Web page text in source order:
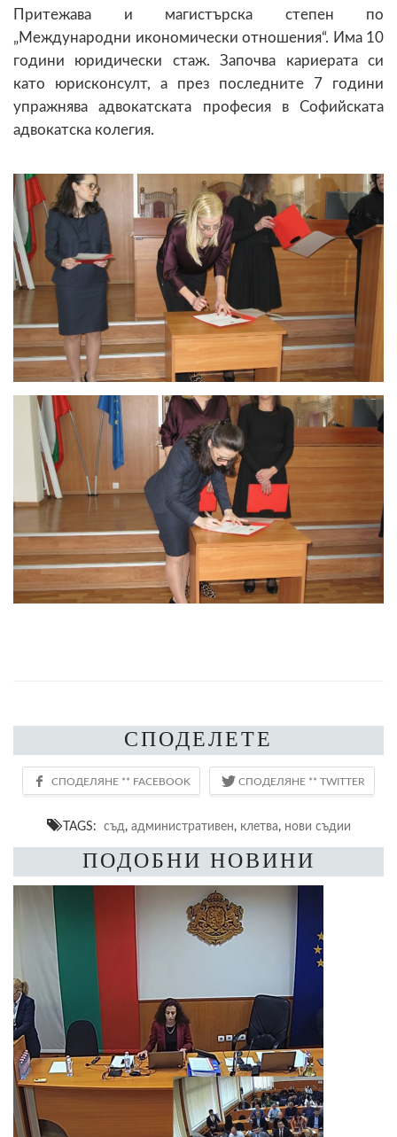
Притежава и магистърска степен по
„Международни икономически отношения“. Има 10
години юридически стаж. Започва кариерата си
като юрисконсулт, а през последните 7 години
упражнява адвокатската професия в Софийската
адвокатска колегия.
СПОДЕЛЕТЕ
TAGS: съд, административен, клетва, нови съдии
ПОДОБНИ НОВИНИ